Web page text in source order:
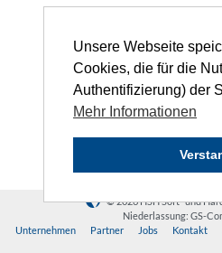
Unsere Webseite
Cookies, die für die
Authentifizierung) der
Mehr Informationen
© 2026 HSH Soft- und
Niederlassung: GS-
Unternehmen
Partner Jobs Kontakt